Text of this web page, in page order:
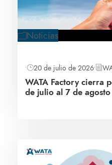
Noticias
• 20 de julio de 2026•
WATA Factory cierra
de julio al 7 de agosto